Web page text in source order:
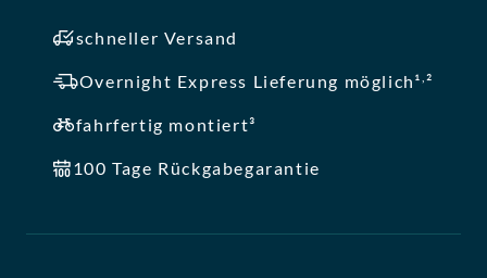
schneller Versand
Overnight Express Lieferung möglich¹ ,²
fahrfertig montiert³
100 Tage Rückgabegarantie